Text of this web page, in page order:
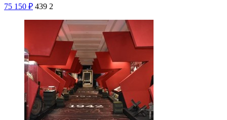
75 150 ₽ 439 2